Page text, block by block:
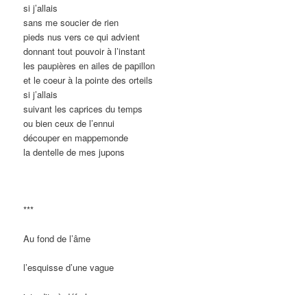
si j’allais
sans me soucier de rien
pieds nus vers ce qui advient
donnant tout pouvoir à l’instant
les paupières en ailes de papillon
et le coeur à la pointe des orteils
si j’allais
suivant les caprices du temps
ou bien ceux de l’ennui
découper en mappemonde
la dentelle de mes jupons
***
Au fond de l’âme
l’esquisse d’une vague